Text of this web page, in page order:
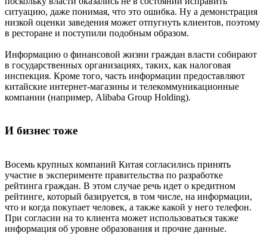
ситуацию, даже понимая, что это ошибка. Ну а демонстрация
низкой оценки заведения может отпугнуть клиентов, поэтому
в ресторане и поступили подобным образом.
Информацию о финансовой жизни граждан власти собирают
в государственных организациях, таких, как налоговая
инспекция. Кроме того, часть информации предоставляют
китайские интернет-магазины и телекоммуникационные
компании (например, Alibaba Group Holding).
И бизнес тоже
Восемь крупных компаний Китая согласились принять
участие в эксперименте правительства по разработке
рейтинга граждан. В этом случае речь идет о кредитном
рейтинге, который базируется, в том числе, на информации,
что и когда покупает человек, а также какой у него телефон.
При согласии на то клиента может использоваться также
информация об уровне образования и прочие данные.